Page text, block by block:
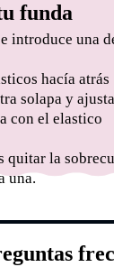
funda
introduce una
hacía atrás
solapa y
con el elastico
quitar la
una.